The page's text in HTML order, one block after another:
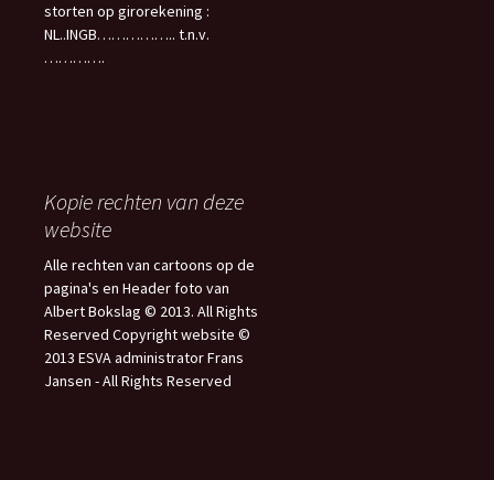
storten op girorekening :
NL..INGB…………….. t.n.v.
………….
Kopie rechten van deze
website
Alle rechten van cartoons op de
pagina's en Header foto van
Albert Bokslag © 2013. All Rights
Reserved Copyright website ©
2013 ESVA administrator Frans
Jansen - All Rights Reserved